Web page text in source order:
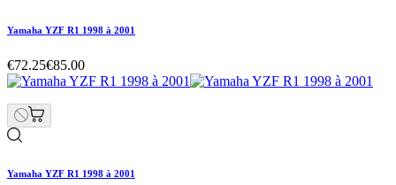
Yamaha YZF R1 1998 à 2001
€72.25€85.00
Yamaha YZF R1 1998 à 2001